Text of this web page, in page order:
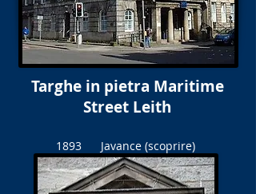
Targhe in pietra Maritime
Street Leith
1893 Javance (scoprire)